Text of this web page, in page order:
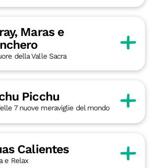
Maras e
della Valle Sacra
Picchu
7 nuove meraviglie del mondo
Calientes
e Relax